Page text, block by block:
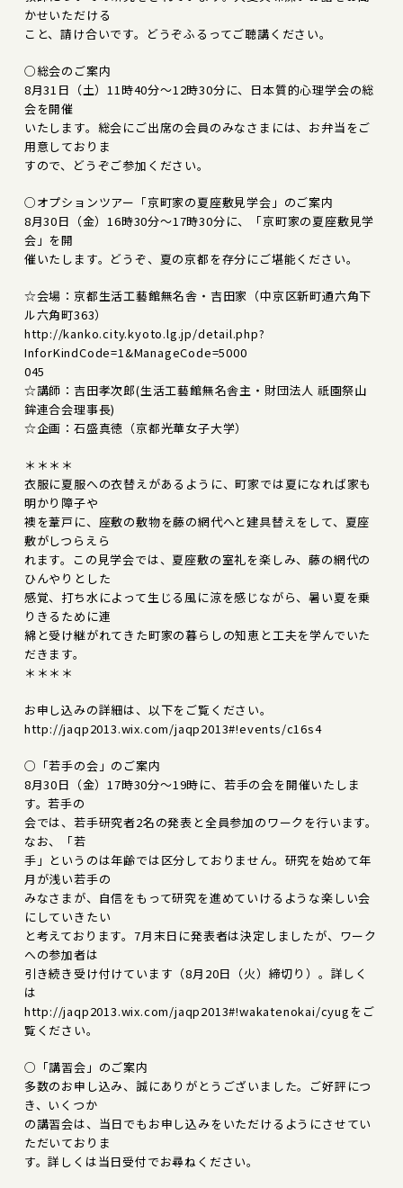
かせいただける
こと、請け合いです。どうぞふるってご聴講ください。
○総会のご案内
8月31日（土）11時40分～12時30分に、日本質的心理学会の総
会を開催
いたします。総会にご出席の会員のみなさまには、お弁当をご
用意しておりま
すので、どうぞご参加ください。
○オプションツアー「京町家の夏座敷見学会」のご案内
8月30日（金）16時30分～17時30分に、「京町家の夏座敷見学
会」を開
催いたします。どうぞ、夏の京都を存分にご堪能ください。
☆会場：京都生活工藝館無名舎・吉田家（中京区新町通六角下
ル六角町363）
http://kanko.city.kyoto.lg.jp/detail.php?
InforKindCode=1&ManageCode=5000
045
☆講師：吉田孝次郎(生活工藝館無名舎主・財団法人 祇園祭山
鉾連合会理事長)
☆企画：石盛真徳（京都光華女子大学）
＊＊＊＊
衣服に夏服への衣替えがあるように、町家では夏になれば家も
明かり障子や
襖を葦戸に、座敷の敷物を藤の網代へと建具替えをして、夏座
敷がしつらえら
れます。この見学会では、夏座敷の室礼を楽しみ、藤の網代の
ひんやりとした
感覚、打ち水によって生じる風に涼を感じながら、暑い夏を乗
りきるために連
綿と受け継がれてきた町家の暮らしの知恵と工夫を学んでいた
だきます。
＊＊＊＊
お申し込みの詳細は、以下をご覧ください。
http://jaqp2013.wix.com/jaqp2013#!events/c16s4
○「若手の会」のご案内
8月30日（金）17時30分～19時に、若手の会を開催いたしま
す。若手の
会では、若手研究者2名の発表と全員参加のワークを行います。
なお、「若
手」というのは年齢では区分しておりません。研究を始めて年
月が浅い若手の
みなさまが、自信をもって研究を進めていけるような楽しい会
にしていきたい
と考えております。7月末日に発表者は決定しましたが、ワーク
への参加者は
引き続き受け付けています（8月20日（火）締切り）。詳しく
は
http://jaqp2013.wix.com/jaqp2013#!wakatenokai/cyugをご
覧ください。
○「講習会」のご案内
多数のお申し込み、誠にありがとうございました。ご好評につ
き、いくつか
の講習会は、当日でもお申し込みをいただけるようにさせてい
ただいておりま
す。詳しくは当日受付でお尋ねください。